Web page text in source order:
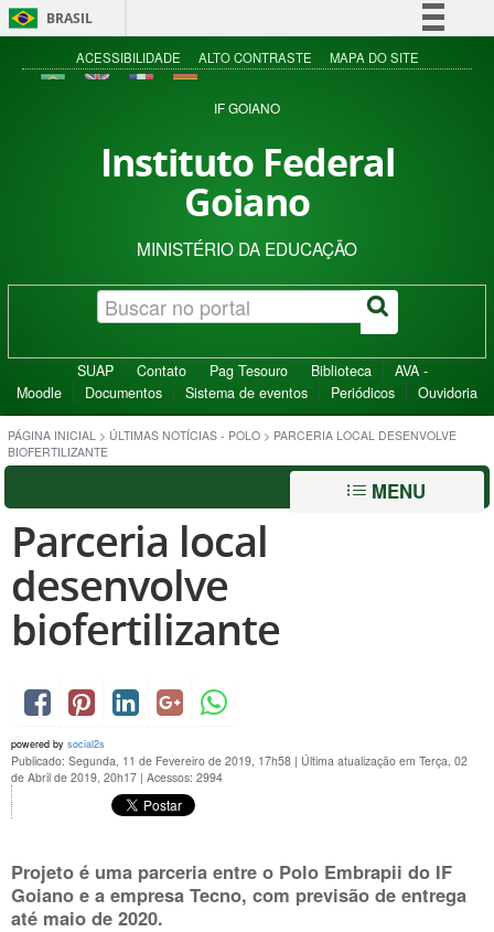
BRASIL
Simplifique!
Acesso à informação
ACESSIBILIDADE ALTO CONTRASTE MAPA DO SITE
IF GOIANO
Instituto Federal
Goiano
MINISTÉRIO DA EDUCAÇÃO
SUAP Contato Pag Tesouro Biblioteca
AVA -
Moodle
Documentos Sistema de eventos Periódicos Ouvidoria
PÁGINA INICIAL > ÚLTIMAS NOTÍCIAS - POLO > PARCERIA LOCAL DESENVOLVE
BIOFERTILIZANTE
MENU
Parceria local
desenvolve
biofertilizante
powered by social2s
Publicado: Segunda, 11 de Fevereiro de 2019, 17h58 | Última atualização em Terça, 02
de Abril de 2019, 20h17 | Acessos: 2994
Projeto é uma parceria entre o Polo Embrapii do IF
Goiano e a empresa Tecno, com previsão de entrega
até maio de 2020.